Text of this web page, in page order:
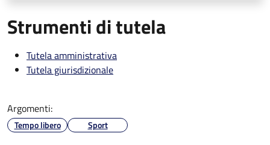
Strumenti di tutela
Tutela amministrativa
Tutela giurisdizionale
Argomenti:
Tempo libero Sport